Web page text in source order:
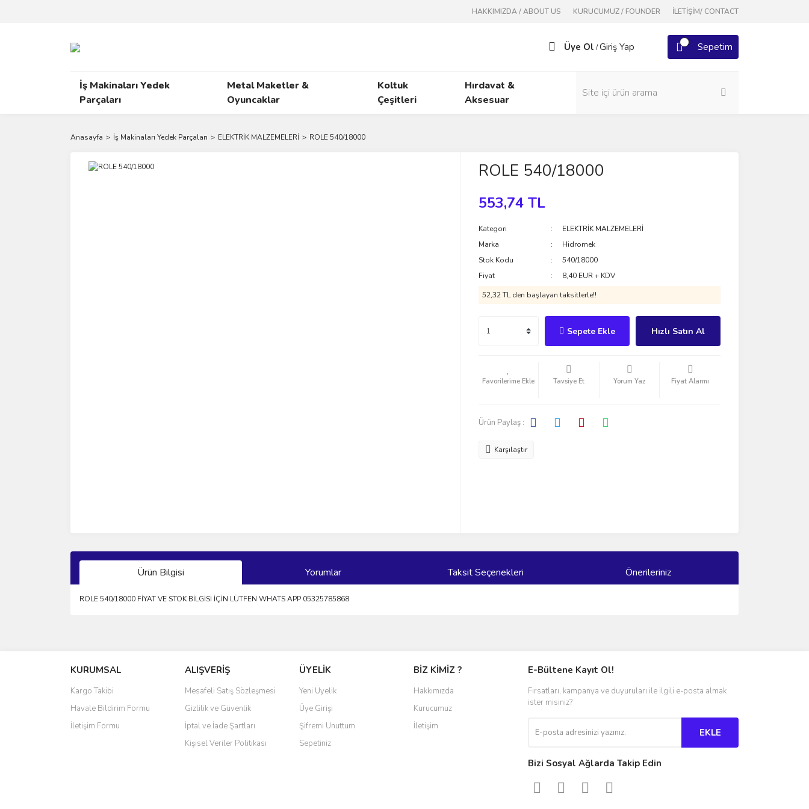
HAKKIMIZDA / ABOUT US KURUCUMUZ / FOUNDER İLETİŞİM/ CONTACT
Üye Ol /Giriş Yap Sepetim
İş Makinaları Yedek
Parçaları
Metal Maketler &
Oyuncaklar
Koltuk
Çeşitleri
Hırdavat &
Aksesuar
Anasayfa İş Makinaları Yedek Parçaları ELEKTRİK MALZEMELERİ ROLE 540/18000
ROLE 540/18000
553,74 TL
Kategori
ELEKTRİK MALZEMELERİ
Marka
Hidromek
Stok Kodu
540/18000
Fiyat
8,40 EUR + KDV
52,32 TL den başlayan taksitlerle!!
Sepete Ekle Hızlı Satın Al
Tavsiye Et Yorum Yaz Fiyat Alarmı
Ürün Paylaş :
Karşılaştır
Ürün Bilgisi Yorumlar Taksit Seçenekleri Önerileriniz
ROLE 540/18000 FİYAT VE STOK BİLGİSİ İÇİN LÜTFEN WHATS APP 05325785868
Ürün resmi kalitesiz, bozuk veya görüntülenemiyor.
Ürün açıklamasında eksik bilgiler bulunuyor.
Ürün bilgilerinde hatalar bulunuyor.
Ürün fiyatı diğer sitelerden daha pahalı.
Bu ürüne benzer farklı alternatifler olmalı.
KURUMSAL
Kargo Takibi
Havale Bildirim Formu
İletişim Formu
ALIŞVERİŞ
Mesafeli Satış Sözleşmesi
Gizlilik ve Güvenlik
İptal ve İade Şartları
Kişisel Veriler Politikası
ÜYELİK
Yeni Üyelik
Üye Girişi
Şifremi Unuttum
Sepetiniz
BİZ KİMİZ ?
Hakkımızda
Kurucumuz
İletişim
E-Bültene Kayıt Ol!
Fırsatları, kampanya ve duyuruları ile ilgili e-posta almak
ister misiniz?
EKLE
Bizi Sosyal Ağlarda Takip Edin